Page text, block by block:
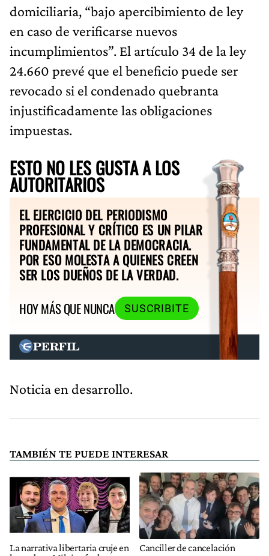
domiciliaria, “bajo apercibimiento de ley
en caso de verificarse nuevos
incumplimientos”. El artículo 34 de la ley
24.660 prevé que el beneficio puede ser
revocado si el condenado quebranta
injustificadamente las obligaciones
impuestas.
ESTO NO LES GUSTA A LOS
AUTORITARIOS
EL EJERCICIO DEL PERIODISMO
PROFESIONAL Y CRÍTICO ES UN PILAR
FUNDAMENTAL DE LA DEMOCRACIA.
POR ESO MOLESTA A QUIENES CREEN
SER LOS DUEÑOS DE LA VERDAD.
HOY MÁS QUE NUNCA
SUSCRIBITE
Noticia en desarrollo.
TAMBIÉN TE PUEDE INTERESAR
La narrativa libertaria cruje en
Canciller de cancelación